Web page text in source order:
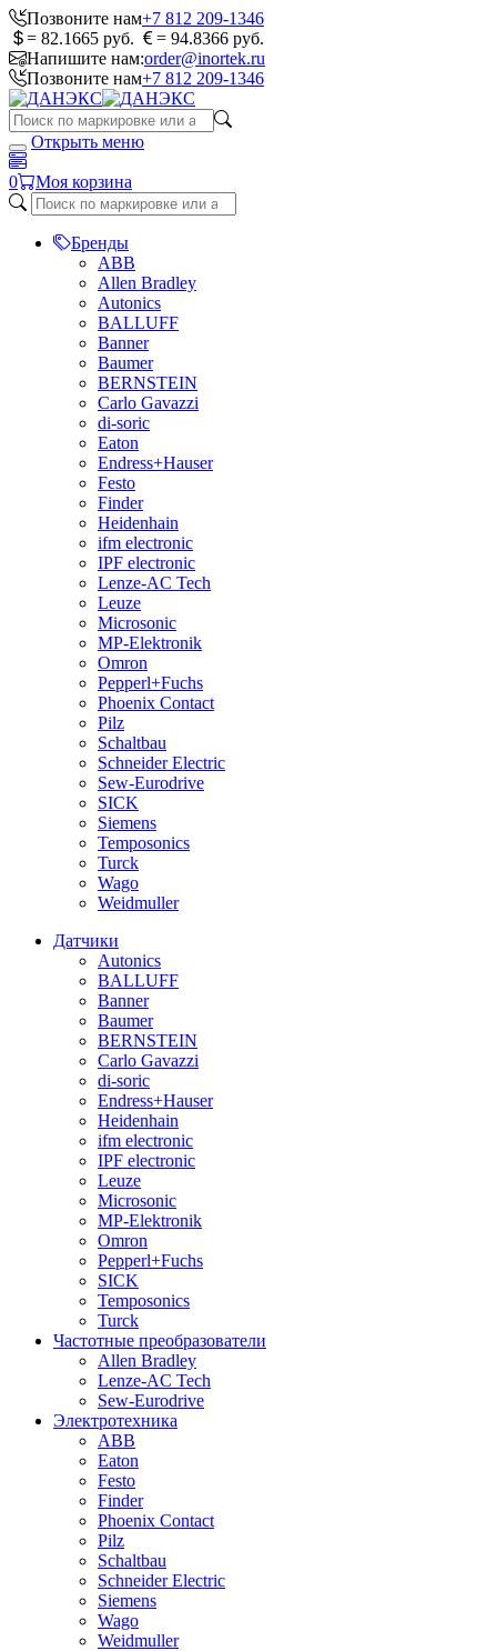
Позвоните нам+7 812 209-1346
= 82.1665 руб.
= 94.8366 руб.
Напишите нам:order@inortek.ru
Позвоните нам+7 812 209-1346
Открыть меню
0 Моя корзина
Бренды
ABB
Allen Bradley
Autonics
BALLUFF
Banner
Baumer
BERNSTEIN
Carlo Gavazzi
di-soric
Eaton
Endress+Hauser
Festo
Finder
Heidenhain
ifm electronic
IPF electronic
Lenze-AC Tech
Leuze
Microsonic
MP-Elektronik
Omron
Pepperl+Fuchs
Phoenix Contact
Pilz
Schaltbau
Schneider Electric
Sew-Eurodrive
SICK
Siemens
Temposonics
Turck
Wago
Weidmuller
Датчики
Autonics
BALLUFF
Banner
Baumer
BERNSTEIN
Carlo Gavazzi
di-soric
Endress+Hauser
Heidenhain
ifm electronic
IPF electronic
Leuze
Microsonic
MP-Elektronik
Omron
Pepperl+Fuchs
SICK
Temposonics
Turck
Частотные преобразователи
Allen Bradley
Lenze-AC Tech
Sew-Eurodrive
Электротехника
ABB
Eaton
Festo
Finder
Phoenix Contact
Pilz
Schaltbau
Schneider Electric
Siemens
Wago
Weidmuller